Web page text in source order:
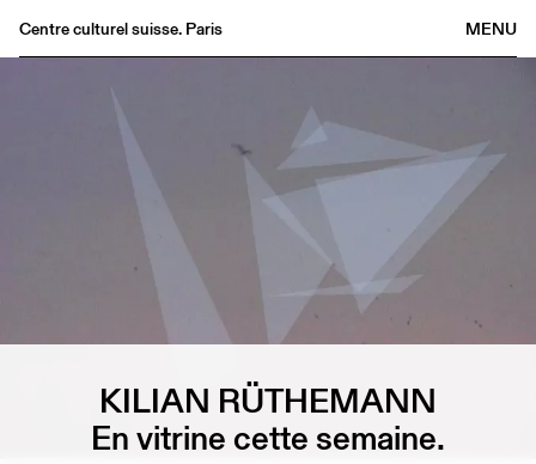
MENU
Centre culturel suisse. Paris
FR/EN
KILIAN RÜTHEMANN
En vitrine cette semaine.